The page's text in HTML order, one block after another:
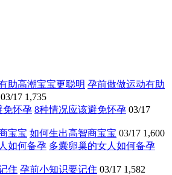
孕前做做运动有助
03/17 1,735
8种情况应该避免怀孕 03/17
如何生出高智商宝宝 03/17 1,600
多囊卵巢的女人如何备孕
孕前小知识要记住 03/17 1,582